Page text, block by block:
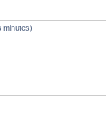
minutes)